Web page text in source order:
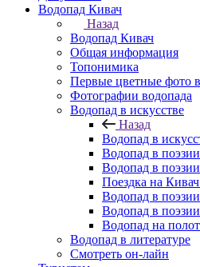
Водопад Кивач
Назад
Водопад Кивач
Общая информация
Топонимика
Первые цветные фото
Фотографии водопада
Водопад в искусстве
Назад
Водопад в
Водопад в
Водопад в
Поездка на
Водопад в
Водопад в
Водопад на
Водопад в литературе
Смотреть он-лайн